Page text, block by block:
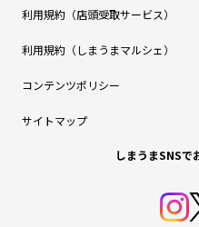
利用規約（店頭受取サービス）
利用規約（しまうまマルシェ）
コンテンツポリシー
サイトマップ
しまうまSNSで